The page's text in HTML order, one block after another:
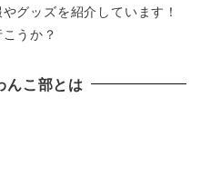
グッズを紹介しています！
うか？
んこ部とは